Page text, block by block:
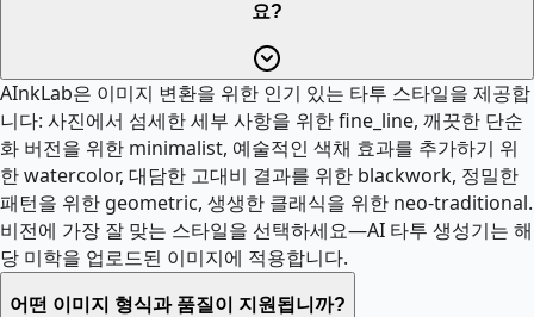
요?
AInkLab은 이미지 변환을 위한 인기 있는 타투 스타일을 제공합
니다: 사진에서 섬세한 세부 사항을 위한 fine_line, 깨끗한 단순
화 버전을 위한 minimalist, 예술적인 색채 효과를 추가하기 위
한 watercolor, 대담한 고대비 결과를 위한 blackwork, 정밀한
패턴을 위한 geometric, 생생한 클래식을 위한 neo-traditional.
비전에 가장 잘 맞는 스타일을 선택하세요—AI 타투 생성기는 해
당 미학을 업로드된 이미지에 적용합니다.
어떤 이미지 형식과 품질이 지원됩니까?